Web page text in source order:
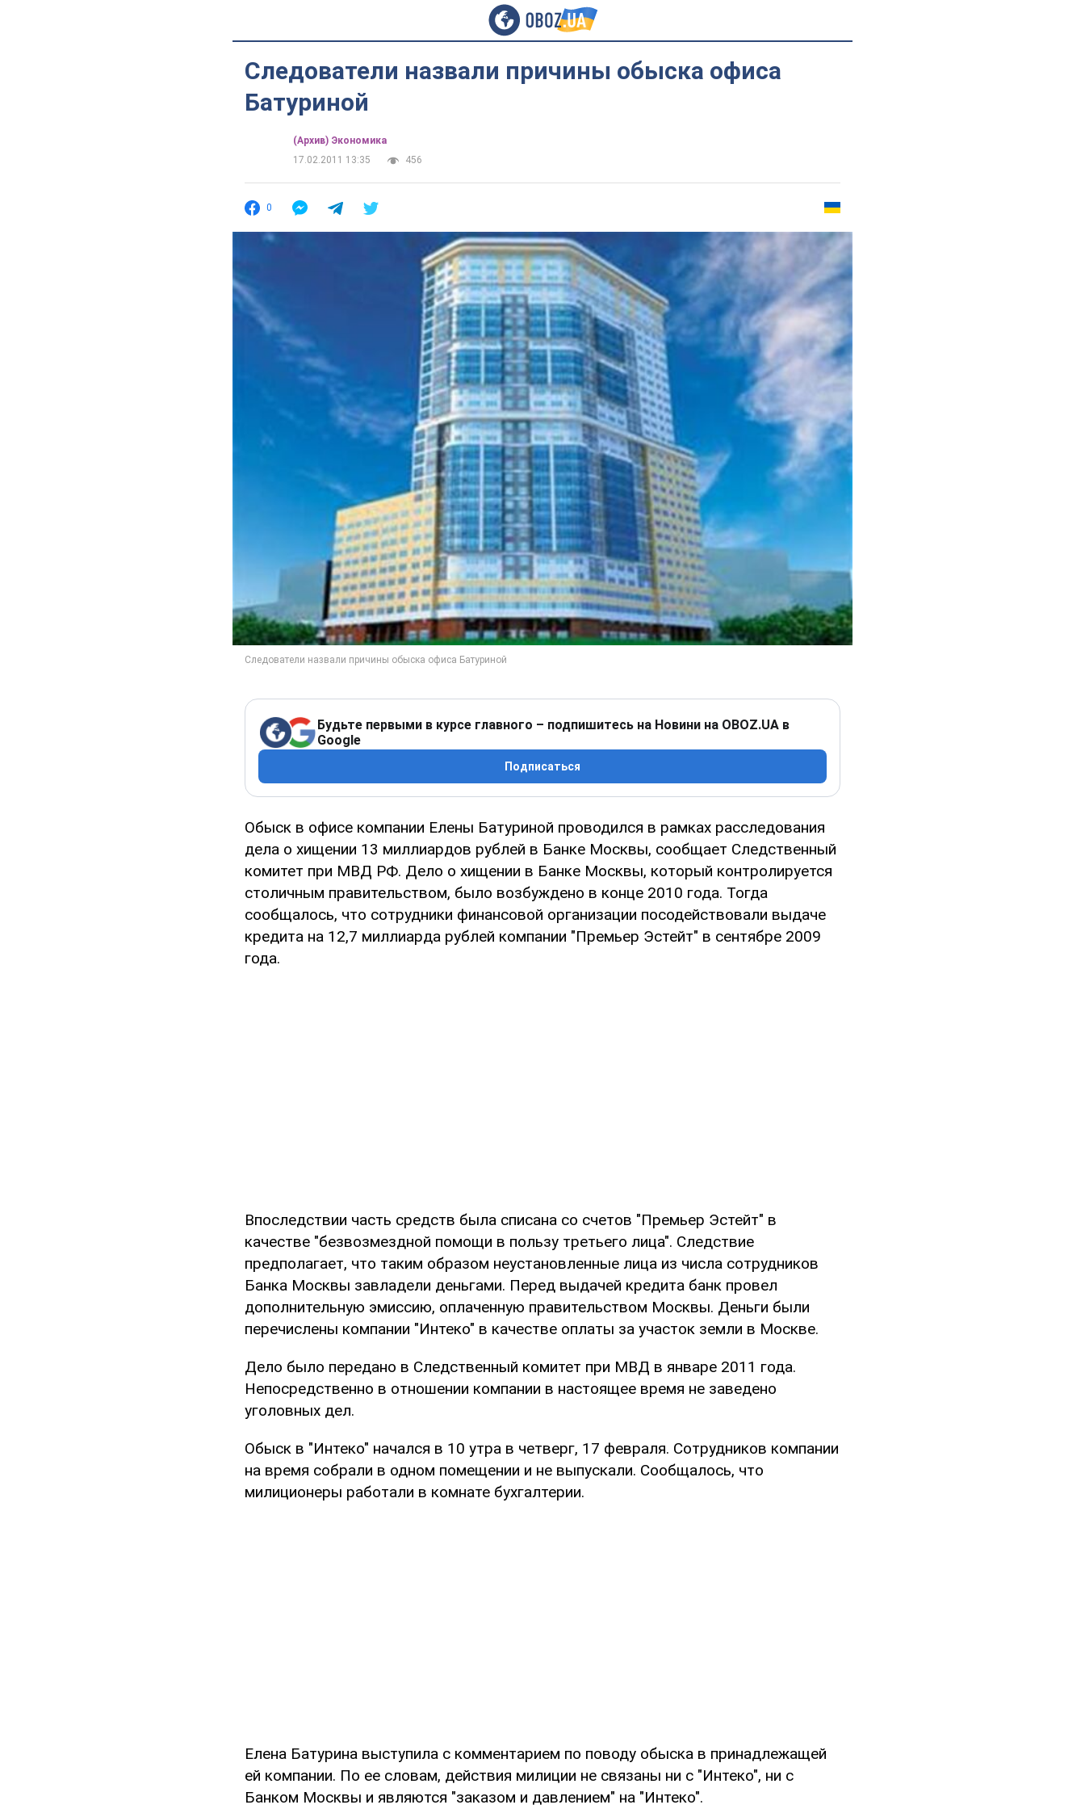
Следователи назвали причины обыска офиса
Батуриной
(Архив) Экономика
17.02.2011 13:35
456
0
Будьте первыми в курсе главного – подпишитесь на Новини на OBOZ.UA в
Google
Подписаться
Обыск в офисе компании Елены Батуриной проводился в рамках расследования
дела о хищении 13 миллиардов рублей в Банке Москвы, сообщает Следственный
комитет при МВД РФ. Дело о хищении в Банке Москвы, который контролируется
столичным правительством, было возбуждено в конце 2010 года. Тогда
сообщалось, что сотрудники финансовой организации посодействовали выдаче
кредита на 12,7 миллиарда рублей компании "Премьер Эстейт" в сентябре 2009
года.
Впоследствии часть средств была списана со счетов "Премьер Эстейт" в
качестве "безвозмездной помощи в пользу третьего лица". Следствие
предполагает, что таким образом неустановленные лица из числа сотрудников
Банка Москвы завладели деньгами. Перед выдачей кредита банк провел
дополнительную эмиссию, оплаченную правительством Москвы. Деньги были
перечислены компании "Интеко" в качестве оплаты за участок земли в Москве.
Дело было передано в Следственный комитет при МВД в январе 2011 года.
Непосредственно в отношении компании в настоящее время не заведено
уголовных дел.
Обыск в "Интеко" начался в 10 утра в четверг, 17 февраля. Сотрудников компании
на время собрали в одном помещении и не выпускали. Сообщалось, что
милиционеры работали в комнате бухгалтерии.
Елена Батурина выступила с комментарием по поводу обыска в принадлежащей
ей компании. По ее словам, действия милиции не связаны ни с "Интеко", ни с
Банком Москвы и являются "заказом и давлением" на "Интеко".